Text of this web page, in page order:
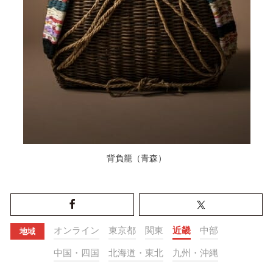
背負籠（青森）
地域 オンライン 東京都 関東 近畿 中部
中国・四国 北海道・東北 九州・沖縄